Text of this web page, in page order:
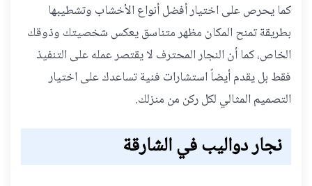
كما يحرص على اختيار أفضل أنواع الأخشاب وتشطيبها
بطريقة تمنح المكان مظهر متناسق يعكس شخصيتك وذوقك
الخاص، كما أن النجار المحترف لا يقتصر عمله على التنفيذ
فقط بل يقدم أيضاً استشارات فنية تساعدك على اختيار
التصميم المثالي لكل ركن من منزلك.
نجار دواليب في الشارقة